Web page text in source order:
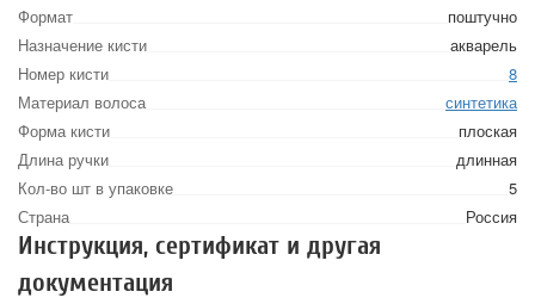
Формат
поштучно
Назначение кисти
акварель
Номер кисти
8
Материал волоса
синтетика
Форма кисти
плоская
Длина ручки
длинная
Кол-во шт в упаковке
5
Страна
Россия
Инструкция, сертификат и другая
документация